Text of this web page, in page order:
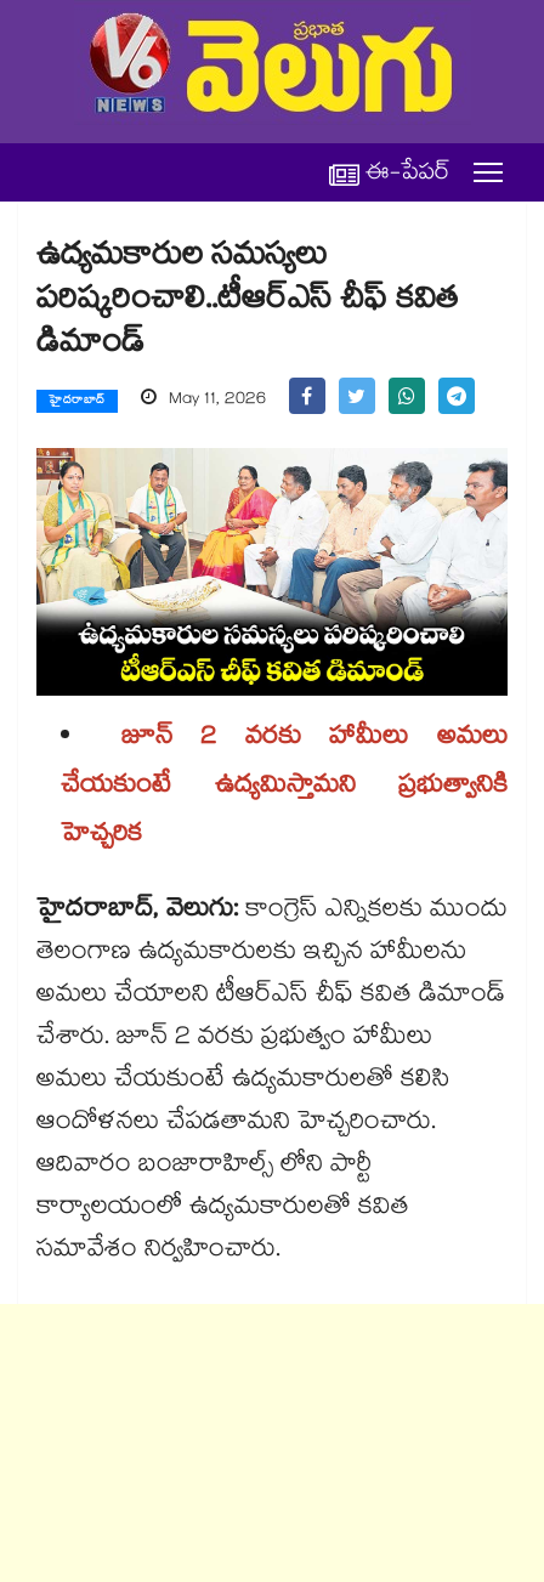
ఈ-పేపర్
ఉద్యమకారుల సమస్యలు
పరిష్కరించాలి..టీఆర్ఎస్ చీఫ్ కవిత
డిమాండ్
హైదరాబాద్ May 11, 2026
జూన్ 2 వరకు హామీలు అమలు
చేయకుంటే ఉద్యమిస్తామని ప్రభుత్వానికి
హెచ్చరిక
హైదరాబాద్, వెలుగు:కాంగ్రెస్ ఎన్నికలకు ముందు
తెలంగాణ ఉద్యమకారులకు ఇచ్చిన హామీలను
అమలు చేయాలని టీఆర్ఎస్ చీఫ్ కవిత డిమాండ్​
చేశారు. జూన్ 2 వరకు ప్రభుత్వం హామీలు
అమలు చేయకుంటే ఉద్యమకారులతో కలిసి
ఆందోళనలు చేపడతామని హెచ్చరించారు.
ఆదివారం బంజారాహిల్స్ లోని పార్టీ
కార్యాలయంలో ఉద్యమకారులతో కవిత
సమావేశం నిర్వహించారు.